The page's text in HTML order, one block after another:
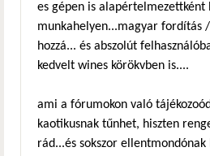
es gépen is alapértelmezettként
munkahelyen...magyar fordítás
hozzá... és abszolút
kedvelt wines körökvben is....
ami a fórumokon való
kaotikusnak tűnhet, hiszten
rád...és sokszor ellentmondónak